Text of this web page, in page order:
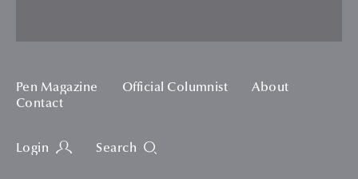
Pen Magazine Official Columnist
About
Contact
Login Search